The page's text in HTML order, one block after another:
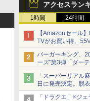
アクセスラン
1時間 24時間
【Amazonセール
TVがお買い得。
年モデルがライン
バーガーキング、
ーズ”第3弾「ダー
8月7日発売
「特製ガーリック
型チーズバーガー
「スーパーリアル
日に発売決定。脱
発売から2週間は
「ドラクエ」×ジ